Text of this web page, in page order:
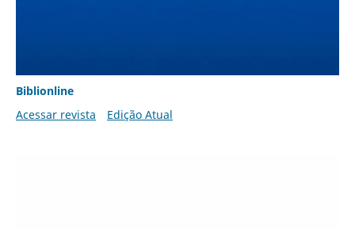
Biblionline
Acessar revista
Edição Atual